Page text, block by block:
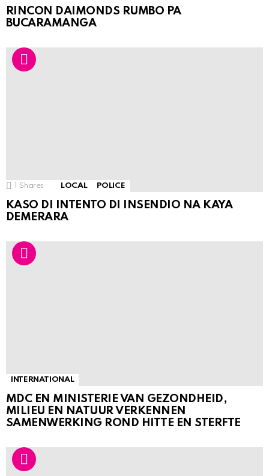
RINCON DAIMONDS RUMBO PA
BUCARAMANGA
Shares LOCAL POLICE
KASO DI INTENTO DI INSENDIO NA KAYA
DEMERARA
INTERNATIONAL
MDC EN MINISTERIE VAN GEZONDHEID,
MILIEU EN NATUUR VERKENNEN
SAMENWERKING ROND HITTE EN STERFTE